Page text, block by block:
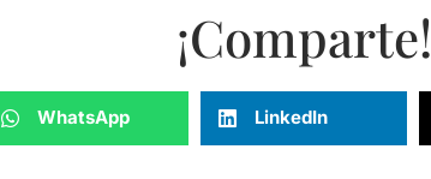
¡Comparte!
WhatsApp LinkedIn